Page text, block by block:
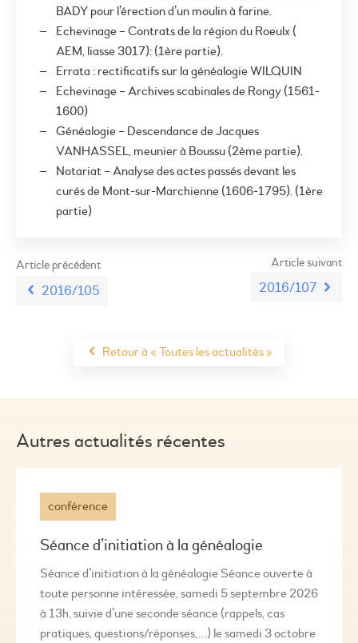
BADY pour l’érection d’un moulin à farine.
Echevinage – Contrats de la région du Roeulx (
AEM, liasse 3017): (1ère partie).
Errata : rectificatifs sur la généalogie WILQUIN
Echevinage – Archives scabinales de Rongy (1561-
1600)
Généalogie – Descendance de Jacques
VANHASSEL, meunier à Boussu (2ème partie).
Notariat – Analyse des actes passés devant les
curés de Mont-sur-Marchienne (1606-1795). (1ère
partie)
Article précédent
2016/105
Article suivant
2016/107
Retour à « Toutes les actualités »
Autres actualités récentes
conférence
Séance d’initiation à la généalogie
Séance d’initiation à la généalogie Séance ouverte à
toute personne intéressée, samedi 5 septembre 2026
à 13h, suivie d’une seconde séance (rappels, cas
pratiques, questions/réponses,…) le samedi 3 octobre